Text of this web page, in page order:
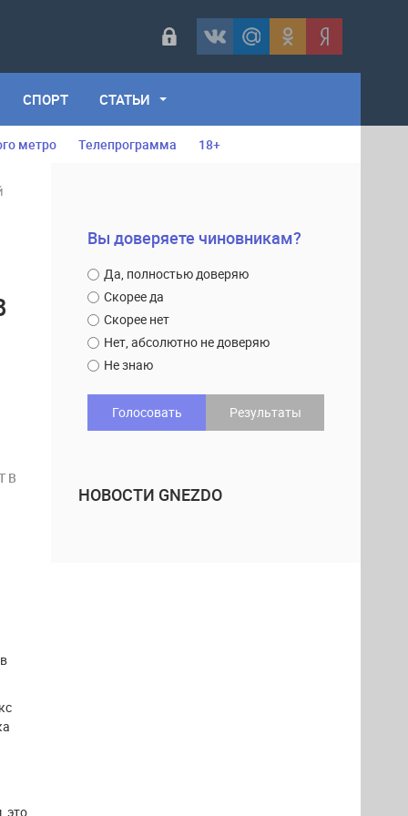
СПОРТ СТАТЬИ
метро Телепрограмма 18+
В
это
Вы доверяете чиновникам?
Да, полностью доверяю
Скорее да
Скорее нет
Нет, абсолютно не доверяю
Не знаю
Голосовать Результаты
НОВОСТИ GNEZDO